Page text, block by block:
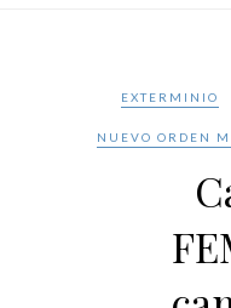
EXTERMINIO
NUEVO ORDEN